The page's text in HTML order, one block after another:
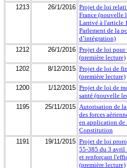
1213 26/1/2016 Projet de loi
France (nouvelle
Larrivé à l'article
Parlement de la
d’intégration)
1212 26/1/2016 Projet de loi pour
(première lecture)
1202 8/12/2015 Projet de loi de
(première lecture)
1200 1/12/2015 Projet de loi de
santé (nouvelle
1195 25/11/2015 Autorisation de
des forces
en application de
Constitution
1191 19/11/2015 Projet de loi
55-385 du 3 avril
et renforçant
(première lecture)